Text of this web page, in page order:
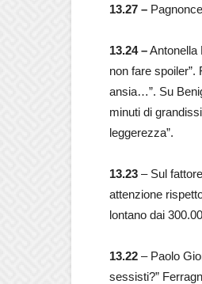
13.27 –
13.24 –Antonella
non fare
ansia…”. Su
minuti di
leggerezza”.
13.23 – Sul
attenzione
lontano dai
13.22 – Paolo
sessisti?”